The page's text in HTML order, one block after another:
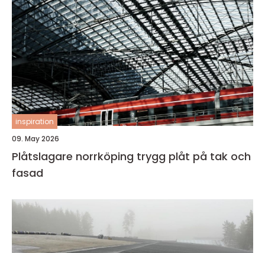
inspiration
09. May 2026
Plåtslagare norrköping trygg plåt på tak och
fasad